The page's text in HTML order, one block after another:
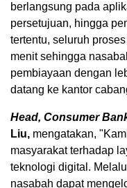
berlangsung pada
persetujuan, hingga
tertentu, seluruh
menit sehingga
pembiayaan dengan
datang ke kantor
Head, Consumer
Liu, mengatakan,
masyarakat terhadap
teknologi digital.
nasabah dapat